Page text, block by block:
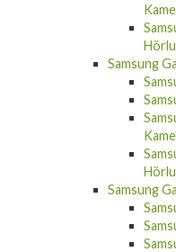
Samsung
Samsung